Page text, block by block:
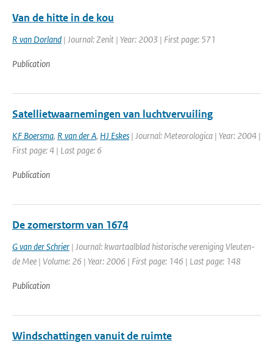
Van de hitte in de kou
R van Dorland | Journal: Zenit | Year: 2003 | First page: 571
Publication
Satellietwaarnemingen van luchtvervuiling
KF Boersma, R van der A, HJ Eskes | Journal: Meteorologica | Year: 2004 |
First page: 4 | Last page: 6
Publication
De zomerstorm van 1674
G van der Schrier | Journal: kwartaalblad historische vereniging Vleuten-
de Mee | Volume: 26 | Year: 2006 | First page: 146 | Last page: 148
Publication
Windschattingen vanuit de ruimte